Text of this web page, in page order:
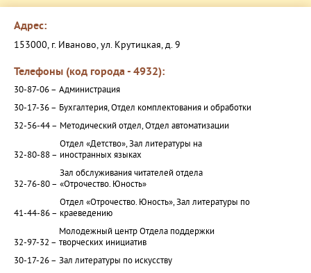
Адрес:
153000, г. Иваново, ул. Крутицкая, д. 9
Телефоны (код города - 4932):
30-87-06 – Администрация
30-17-36 – Бухгалтерия, Отдел комплектования и обработки
32-56-44 – Методический отдел, Отдел автоматизации
32-80-88 –
Отдел «Детство», Зал литературы на
иностранных языках
32-76-80 –
Зал обслуживания читателей отдела
«Отрочество. Юность»
41-44-86 –
Отдел «Отрочество. Юность», Зал литературы по
краеведению
32-97-32 –
Молодежный центр Отдела поддержки
творческих инициатив
30-17-26 – Зал литературы по искусству